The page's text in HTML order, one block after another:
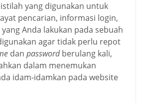
yang digunakan untuk
pencarian, informasi login,
Anda lakukan pada sebuah
agar tidak perlu repot
dan passwordberulang kali,
dalam menemukan
idam-idamkan pada website